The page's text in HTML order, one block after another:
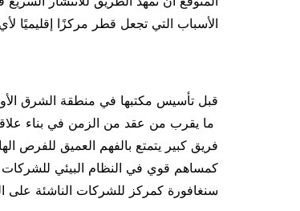
الأسباب التي تجعل قطر مركزًا إقليميًا
ما يقرب من عقد من الزمن في بناء
فريق كبير يتمتع بالفهم العميق للفرص
كمساهم قوي في النظام البيئي
سنغافورة كمركز للشركات الناشئة على